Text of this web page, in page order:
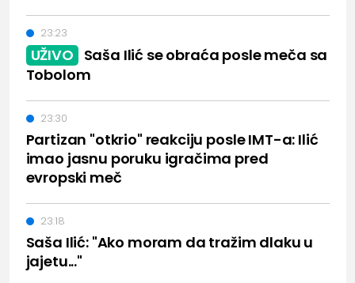
UŽIVO Saša Ilić se obraća posle meča sa
Tobolom
23:23
Partizan "otkrio" reakciju posle IMT-a: Ilić
imao jasnu poruku igračima pred
evropski meč
23:30
Saša Ilić: "Ako moram da tražim dlaku u
jajetu..."
23:18